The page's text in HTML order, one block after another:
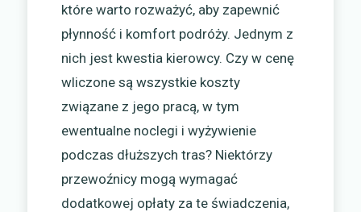
które warto rozważyć, aby zapewnić
płynność i komfort podróży. Jednym z
nich jest kwestia kierowcy. Czy w cenę
wliczone są wszystkie koszty
związane z jego pracą, w tym
ewentualne noclegi i wyżywienie
podczas dłuższych tras? Niektórzy
przewoźnicy mogą wymagać
dodatkowej opłaty za te świadczenia,